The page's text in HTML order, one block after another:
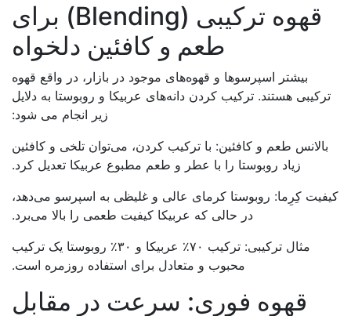
قهوه ترکیبی (Blending) برای
طعم و کافئین دلخواه
بیشتر اسپرسوها و قهوه‌های موجود در بازار، در واقع قهوه
هستند. ترکیب کردن دانه‌های عربیکا و روبوستا به دلایل
زیر انجام می شود:
طعم و کافئین: با ترکیب کردن، می‌توان تلخی و کافئین
زیاد روبوستا را با عطر و طعم مطبوع عربیکا تعدیل کرد.
کِرِما: روبوستا کرمای عالی و غلیظی به اسپرسو می‌دهد،
در حالی که عربیکا کیفیت طعمی را بالا می‌برد.
مثال ترکیبی: ترکیب ۷۰٪ عربیکا و ۳۰٪ روبوستا یک ترکیب
محبوب و متعادل برای استفاده روزمره است.
قهوه فوری: سرعت در مقابل